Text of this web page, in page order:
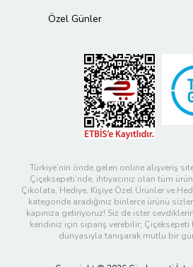
Özel Günler
Türkiye’nin önde gelen online alışveriş
Çiçeksepeti’nde, ihtiyacınız olan tüm
Çikolata, Hediye, Kişiye Özel Ürünler ve
kategoride aradığınız binlerce ürünü
kapınıza getiriyoruz! Siz de ister
kendiniz için sipariş verebilir; Çiçeksepeti
dünyasıyla tanışarak mutlu bir